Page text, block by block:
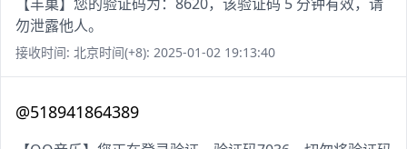
勿泄露他人。
接收时间: 北京时间(+8): 2025-01-02 19:13:40
@518941864389